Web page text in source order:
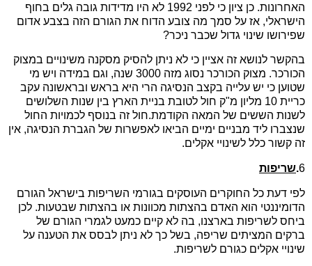
האחרונות. כן ציון כי לפני 1992 לא היו מדידות גובה גלים בחוף
הישראלי, אז על סמך מה צובע הדוח את הגורם הזה בצבע אדום
שפירושו שינוי גדול שכבר ניכר?
בהקשר לנושא זה אציין כי לא ניתן להסיק מסקנה משינויים במצוק
הכורכר. מצוק הכורכר נסוג מזה 3000 שנה, וגם במידה ויש מי
שטוען כי יש עלייה בקצב הנסיגה הרי היא בראש ובראשונה עקב
כריית 10 מליון מ"ק חול לטובת בניית הארץ בין שנות השלושים
לשנות הששים של המאה הקודמת.חול זה בנוסף לכמויות החול
שנצברו ליד מבניים ימיים הביאו לאפשרות של הגברת הנסיגה, אין
זה קשור כלל לשינויי אקלים.
6
.שריפות
לפי דעת כל החוקרים העוסקים בגורמי השריפות בישראל הגורם
הדומיננטי הוא האדם בהצתות מכוונות או בהצתות שבטעות. לכן
ביחס לשריפות בארצנו, בה לא קיים כמעט לגמרי הגורם של
ברקים המציתים שריפה, בשל כך לא ניתן לבסס את הטענה על
שינויי אקלים כגורם לשריפות.